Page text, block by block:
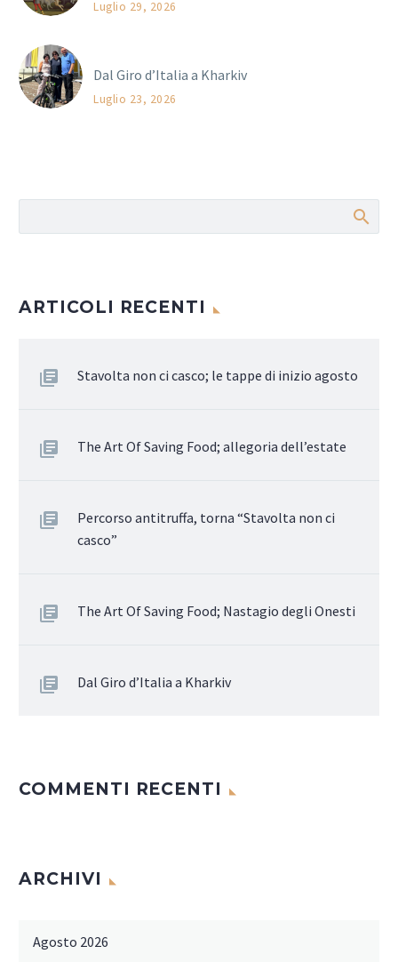
Luglio 29, 2026
Dal Giro d’Italia a Kharkiv
Luglio 23, 2026
ARTICOLI RECENTI
Stavolta non ci casco; le tappe di inizio agosto
The Art Of Saving Food; allegoria dell’estate
Percorso antitruffa, torna “Stavolta non ci
casco”
The Art Of Saving Food; Nastagio degli Onesti
Dal Giro d’Italia a Kharkiv
COMMENTI RECENTI
ARCHIVI
Agosto 2026